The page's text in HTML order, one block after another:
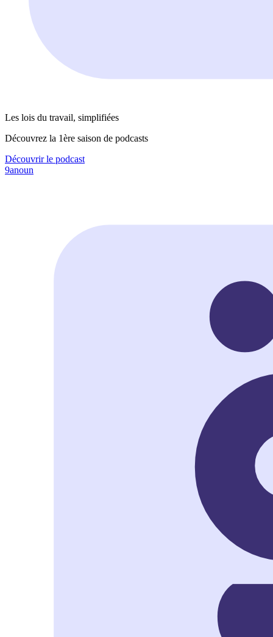
Les lois du travail, simplifiées
Découvrez la 1ère saison de podcasts
Découvrir le podcast
9anoun